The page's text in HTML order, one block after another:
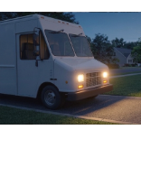
GET IT TODAY